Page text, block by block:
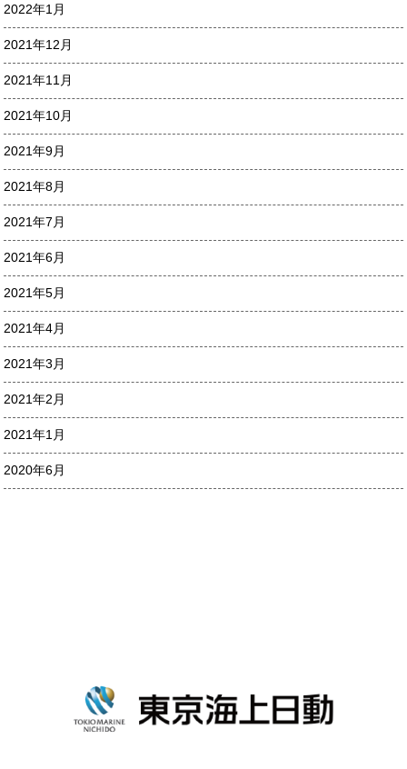
2022年1月
2021年12月
2021年11月
2021年10月
2021年9月
2021年8月
2021年7月
2021年6月
2021年5月
2021年4月
2021年3月
2021年2月
2021年1月
2020年6月